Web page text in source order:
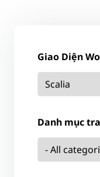
Giao Diện
Danh mục